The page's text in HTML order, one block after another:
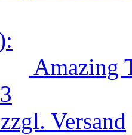
Amazing
Versand